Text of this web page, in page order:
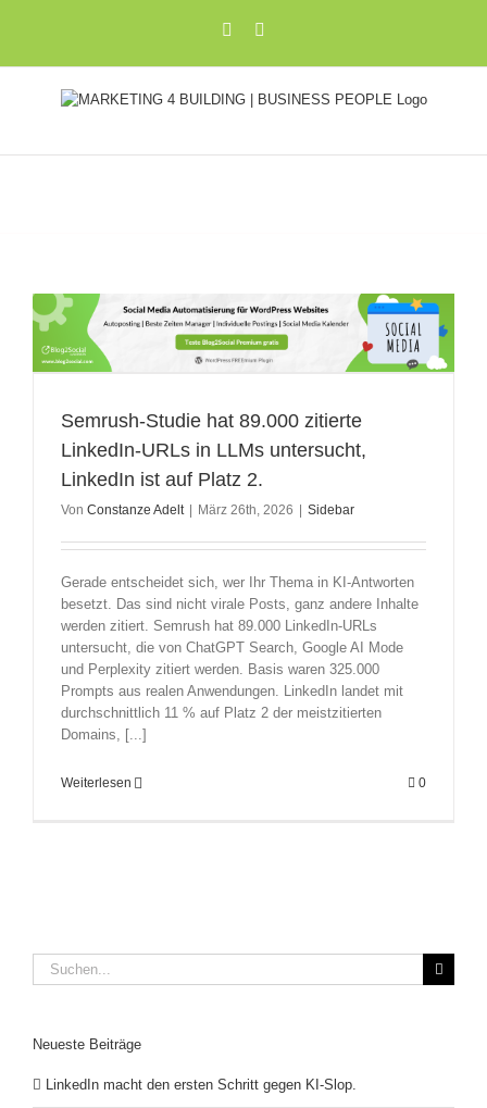
Xing
Semrush-Studie hat 89.000 zitierte
LinkedIn-URLs in LLMs untersucht,
LinkedIn ist auf Platz 2.
Von Constanze Adelt | März 26th, 2026 | Sidebar
Gerade entscheidet sich, wer Ihr Thema in KI-Antworten
besetzt. Das sind nicht virale Posts, ganz andere Inhalte
werden zitiert. Semrush hat 89.000 LinkedIn-URLs
untersucht, die von ChatGPT Search, Google AI Mode
und Perplexity zitiert werden. Basis waren 325.000
Prompts aus realen Anwendungen. LinkedIn landet mit
durchschnittlich 11 % auf Platz 2 der meistzitierten
Domains, [...]
Weiterlesen 0
Suche
nach:
Neueste Beiträge
LinkedIn macht den ersten Schritt gegen KI-Slop.